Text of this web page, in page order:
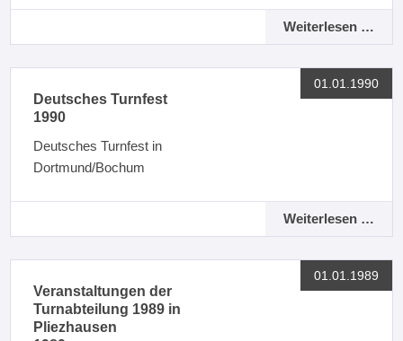
Weiterlesen …
01.01.1990
Deutsches Turnfest
1990
Deutsches Turnfest in
Dortmund/Bochum
Weiterlesen …
01.01.1989
Veranstaltungen der
Turnabteilung 1989 in
Pliezhausen